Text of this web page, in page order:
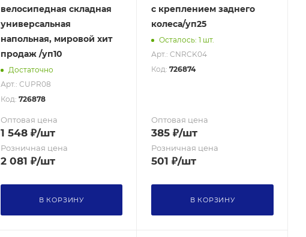
велосипедная складная
универсальная
напольная, мировой хит
продаж /уп10
Достаточно
Арт.: CUPR08
Код: 726878
Оптовая цена
1 548₽/шт
Розничная цена
2 081 ₽/шт
В КОРЗИНУ
с креплением заднего
колеса/уп25
Осталось: 1 шт.
Арт.: CNRCK04
Код:726874
Оптовая цена
385 ₽/шт
Розничная цена
501 ₽/шт
В КОРЗИНУ